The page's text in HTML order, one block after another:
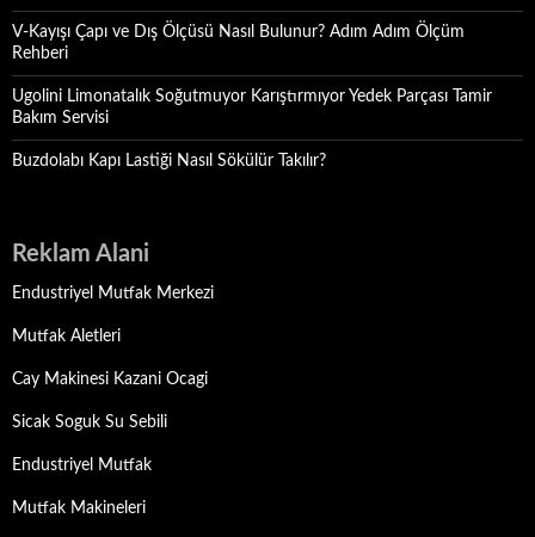
V-Kayışı Çapı ve Dış Ölçüsü Nasıl Bulunur? Adım Adım Ölçüm
Rehberi
Ugolini Limonatalık Soğutmuyor Karıştırmıyor Yedek Parçası Tamir
Bakım Servisi
Buzdolabı Kapı Lastiği Nasıl Sökülür Takılır?
Reklam Alani
Endustriyel Mutfak Merkezi
Mutfak Aletleri
Cay Makinesi Kazani Ocagi
Sicak Soguk Su Sebili
Endustriyel Mutfak
Mutfak Makineleri